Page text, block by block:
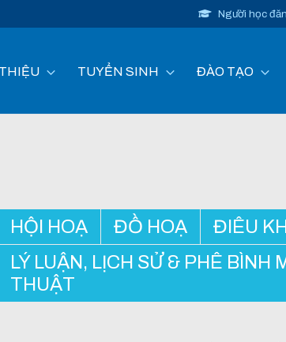
Người học
TUYỂN SINH ĐÀO TẠO
HỘI HOẠ ĐỒ HOẠ
ĐIÊU
LÝ LUẬN, LỊCH SỬ & PHÊ BÌNH
THUẬT